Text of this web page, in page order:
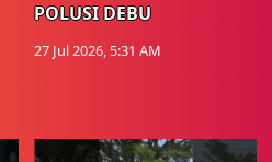
POLUSI DEBU
27 Jul 2026, 5:31 AM